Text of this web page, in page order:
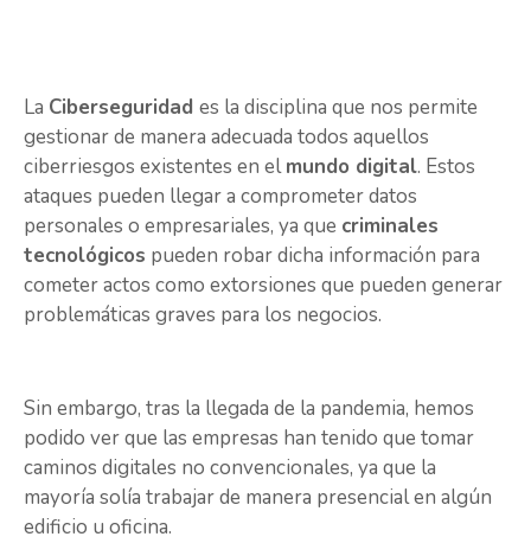
La Ciberseguridad es la disciplina que nos permite
gestionar de manera adecuada todos aquellos
ciberriesgos existentes en elmundo digital. Estos
ataques pueden llegar a comprometer datos
personales o empresariales, ya que criminales
tecnológicos pueden robar dicha información para
cometer actos como extorsiones que pueden generar
problemáticas graves para los negocios.
Sin embargo, tras la llegada de la pandemia, hemos
podido ver que las empresas han tenido que tomar
caminos digitales no convencionales, ya que la
mayoría solía trabajar de manera presencial en algún
edificio u oficina.